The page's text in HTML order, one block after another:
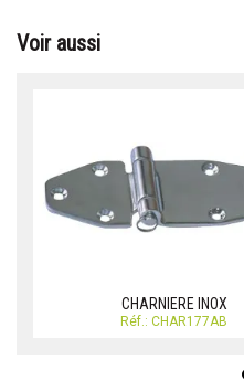
Voir aussi
CHARNIERE INOX
Réf.: CHAR177AB